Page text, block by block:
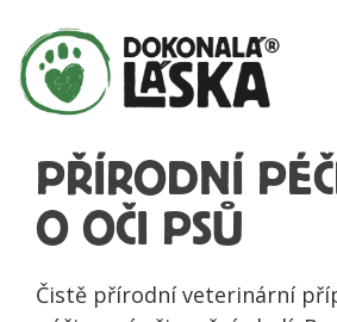
PŘÍRODNÍ
O OČI PSŮ
Čistě přírodní veterinární